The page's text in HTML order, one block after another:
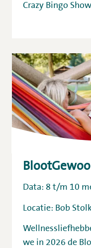
Crazy Bingo
Data: 8 t/m 10
Locatie: Bob
we in 2026 de